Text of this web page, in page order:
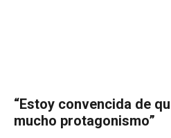
“Estoy convencida de
mucho protagonismo”